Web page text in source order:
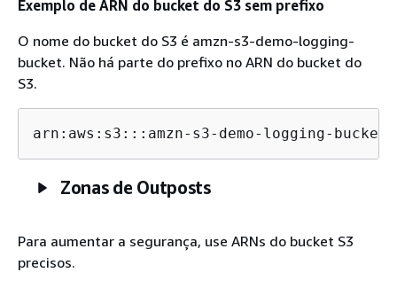
Exemplo de ARN do bucket do S3 sem prefixo
O nome do bucket do S3 é amzn-s3-demo-logging-
bucket. Não há parte do prefixo no ARN do bucket do
S3.
arn:aws:s3:::amzn-s3-demo-logging-bucket/
Zonas de Outposts
Para aumentar a segurança, use ARNs do bucket S3
precisos.